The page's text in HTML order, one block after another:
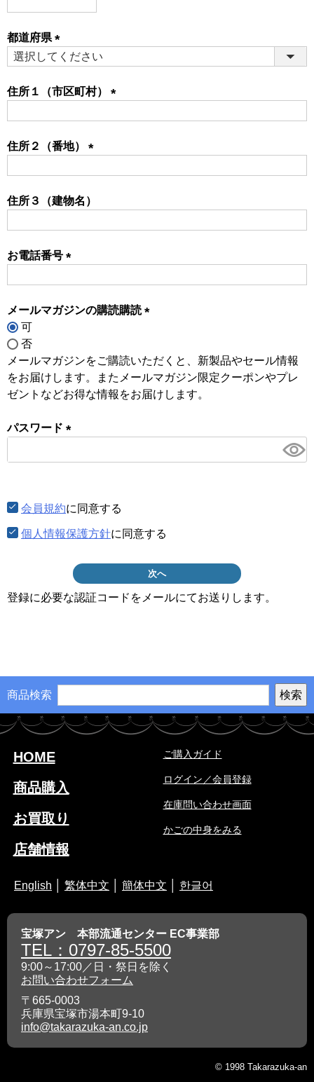
都道府県
(必
住所１（市区町村）
住所２（番地）
住所３（建物名）
お電話番号
メールマガジンの購読購読
可
否
メールマガジンをご購読いただくと、新製品やセール情報
をお届けします。またメールマガジン限定クーポンやプレ
ゼントなどお得な情報をお届けします。
パスワード
須)
会員規約に同意する
個人情報保護方針に同意する
次へ
登録に必要な認証コードをメールにてお送りします。
商品検索
HOME
商品購入
お買取り
店舗情報
ご購入ガイド
ログイン／会員登録
在庫問い合わせ画面
かごの中身をみる
English 繁体中文 簡体中文 한글어
宝塚アン 本部流通センター EC事業部
TEL：0797-85-5500
9:00～17:00／日・祭日を除く
お問い合わせフォーム
〒665-0003
兵庫県宝塚市湯本町9-10
info@takarazuka-an.co.jp
© 1998 Takarazuka-an